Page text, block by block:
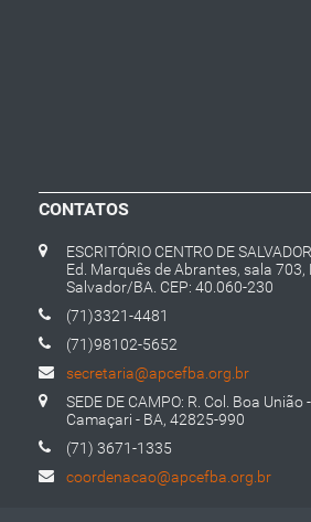
CONTATOS
ESCRITÓRIO CENTRO DE
Ed. Marquês de Abrantes, sala 703,
Salvador/BA. CEP: 40.060-230
(71)3321-4481
(71)98102-5652
secretaria@apcefba.org.br
SEDE DE CAMPO: R. Col. Boa
Camaçari - BA, 42825-990
(71) 3671-1335
coordenacao@apcefba.org.br